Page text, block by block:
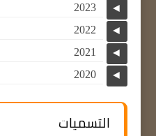
◄
2023
◄
2022
◄
2021
◄
2020
التسميات